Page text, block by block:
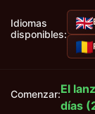
Idiomas
disponibles:
Comenzar:El
días